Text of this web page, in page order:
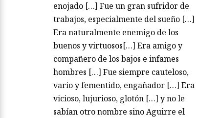
enojado […] Fue un gran sufridor de
trabajos, especialmente del sueño […]
Era naturalmente enemigo de los
buenos y virtuosos[…] Era amigo y
compañero de los bajos e infames
hombres […] Fue siempre cauteloso,
vario y fementido, engañador […] Era
vicioso, lujurioso, glotón […] y no le
sabían otro nombre sino Aguirre el